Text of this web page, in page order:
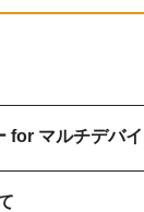
for マルチデバ